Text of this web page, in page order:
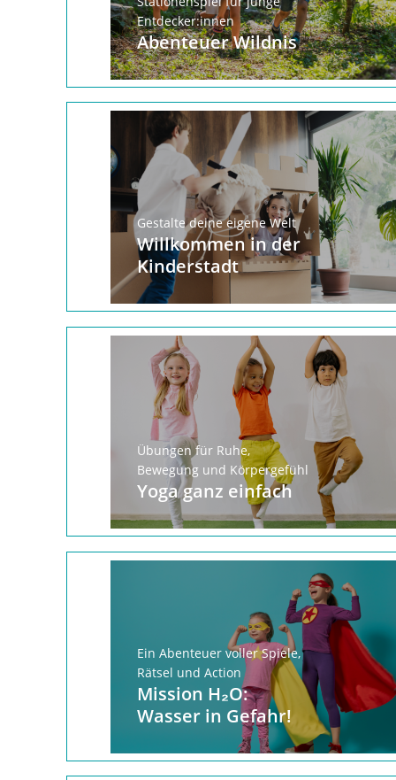
Entdecker:innen
Abenteuer Wildnis
Gestalte deine eigene Welt
Willkommen in der
Kinderstadt
Übungen für Ruhe,
Bewegung und Körpergefühl
Yoga ganz einfach
Ein Abenteuer voller Spiele,
Rätsel und Action
Mission H₂O:
Wasser in Gefahr!